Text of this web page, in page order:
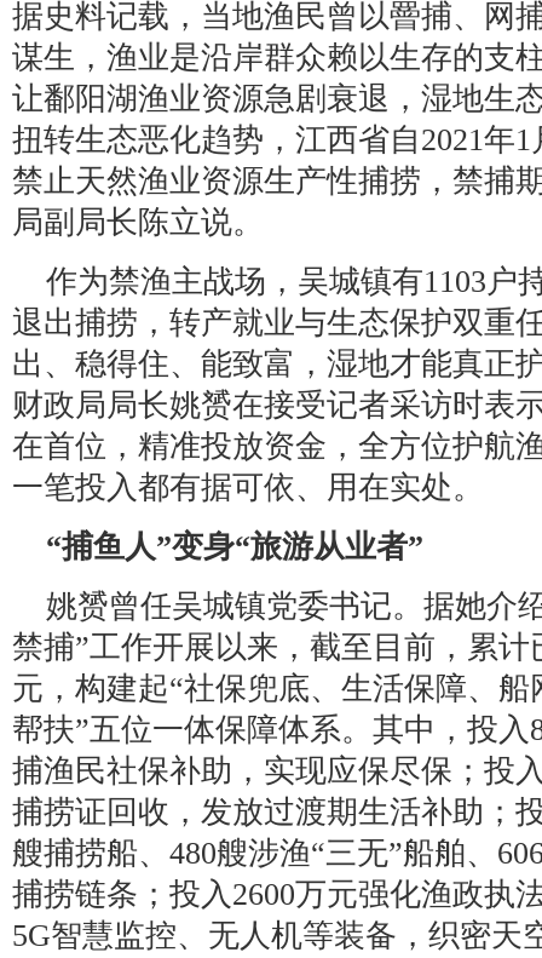
据史料记载，当地渔民曾以罾捕、网
谋生，渔业是沿岸群众赖以生存的支
让鄱阳湖渔业资源急剧衰退，湿地生
扭转生态恶化趋势，江西省自2021年
禁止天然渔业资源生产性捕捞，禁捕
局副局长陈立说。
作为禁渔主战场，吴城镇有1103户
退出捕捞，转产就业与生态保护双重
出、稳得住、能致富，湿地才能真正
财政局局长姚赟在接受记者采访时表
在首位，精准投放资金，全方位护航
一笔投入都有据可依、用在实处。
“捕鱼人”变身“旅游从业者”
姚赟曾任吴城镇党委书记。据她介
禁捕”工作开展以来，截至目前，累
元，构建起“社保兜底、生活保障、
帮扶”五位一体保障体系。其中，投入
捕渔民社保补助，实现应保尽保；投
捕捞证回收，发放过渡期生活补助；
艘捕捞船、480艘涉渔“三无”船舶、
捕捞链条；投入2600万元强化渔政执
5G智慧监控、无人机等装备，织密天